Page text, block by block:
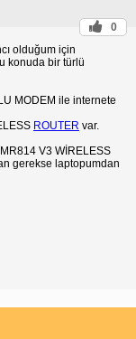
0
olduğum için
konuda bir türlü
MODEM ile internete
ROUTER var.
V3 WİRELESS
gerekse laptopumdan